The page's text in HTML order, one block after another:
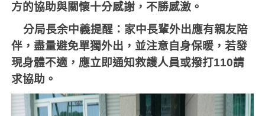
方的協助與關懷十分感謝，不勝感激。
分局長余中義提醒：家中長輩外出應有親友陪
伴，盡量避免單獨外出，並注意自身保暖，若發
現身體不適，應立即通知救護人員或撥打110請
求協助。